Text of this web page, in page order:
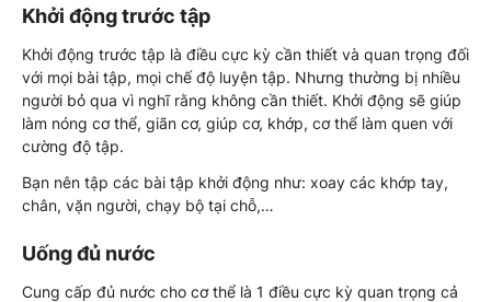
Khởi động trước tập
Khởi động trước tập là điều cực kỳ cần thiết và quan trọng đối
với mọi bài tập, mọi chế độ luyện tập. Nhưng thường bị nhiều
người bỏ qua vì nghĩ rằng không cần thiết. Khởi động sẽ giúp
làm nóng cơ thể, giãn cơ, giúp cơ, khớp, cơ thể làm quen với
cường độ tập.
Bạn nên tập các bài tập khởi động như: xoay các khớp tay,
chân, vặn người, chạy bộ tại chỗ,…
Uống đủ nước
Cung cấp đủ nước cho cơ thể là 1 điều cực kỳ quan trọng cả